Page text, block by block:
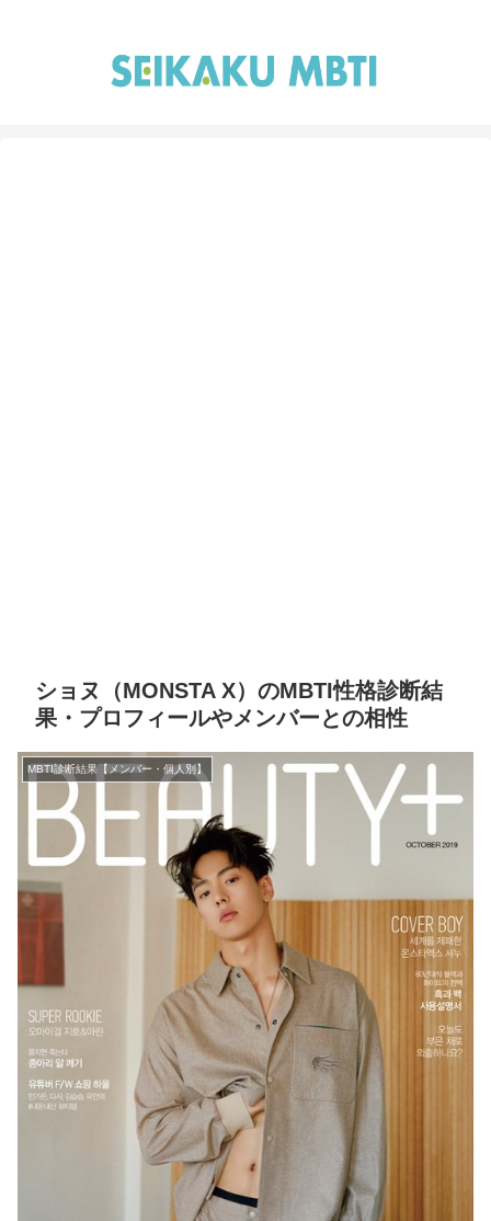
ショヌ（MONSTA X）のMBTI性格診断結
果・プロフィールやメンバーとの相性
MBTI診断結果【メンバー・個人別】